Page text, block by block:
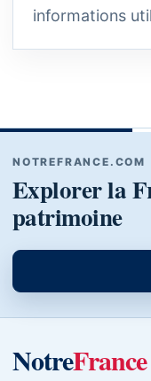
informations
NOTREFRANCE.COM
Explorer la
patrimoine
NotreFrance